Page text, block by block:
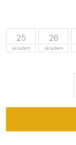
25
skladem
26
skladem